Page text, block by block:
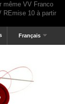
Français